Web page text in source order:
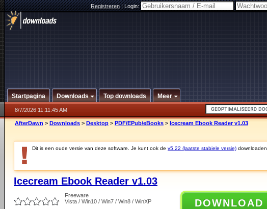
Registreren|Login:
Startpagina Downloads Top downloads Meer
8/7/2026 11:11:45 AM
AfterDawn > Downloads > Desktop > PDF/EPub/eBooks > Icecream Ebook Reader v1.03
Dit is een oude versie van deze software. Je kunt ook de v5.22 (laatste stabiele versie) downloaden.
Icecream Ebook Reader v1.03
Freeware
Vista / Win10 / Win7 / Win8 / WinXP
DOWNLOAD